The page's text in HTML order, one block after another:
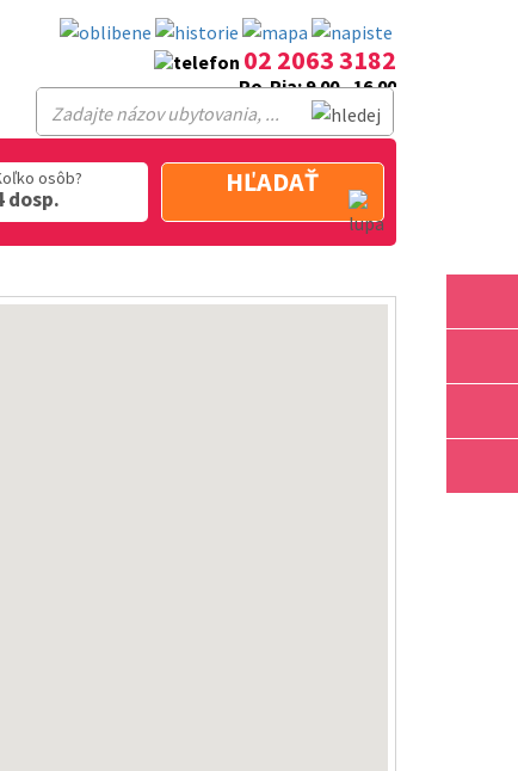
02 2063 3182
Po-Pia: 9.00 - 16.00
osôb?
dosp.
HĽADAŤ